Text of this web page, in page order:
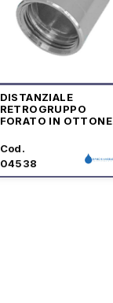
DISTANZIALE
RETROGRUPPO
FORATO IN OTTONE
Cod.
04538